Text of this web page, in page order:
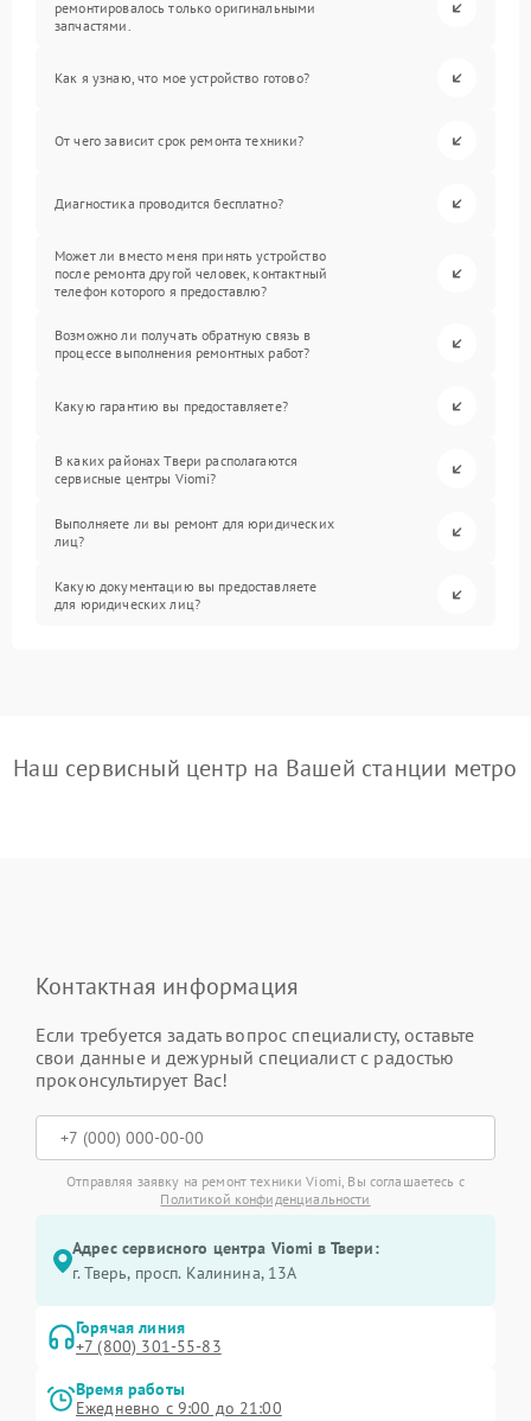
ремонтировалось только оригинальными
запчастями.
Как я узнаю, что мое устройство готово?
От чего зависит срок ремонта техники?
Диагностика проводится бесплатно?
Может ли вместо меня принять устройство
после ремонта другой человек, контактный
телефон которого я предоставлю?
Возможно ли получать обратную связь в
процессе выполнения ремонтных работ?
Какую гарантию вы предоставляете?
В каких районах Твери располагаются
сервисные центры Viomi?
Выполняете ли вы ремонт для юридических
лиц?
Какую документацию вы предоставляете
для юридических лиц?
Наш сервисный центр на Вашей станции метро
Контактная информация
Если требуется задать вопрос специалисту, оставьте
свои данные и дежурный специалист с радостью
проконсультирует Вас!
Отправляя заявку на ремонт техники Viomi, Вы соглашаетесь с
Политикой конфиденциальности
Адрес сервисного центра Viomi в Твери:
г. Тверь, просп. Калинина, 13А
Горячая линия
+7 (800) 301-55-83
Время работы
Ежедневно с 9:00 до 21:00